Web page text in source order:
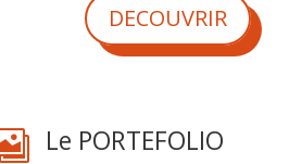
DECOUVRIR
Le PORTEFOLIO